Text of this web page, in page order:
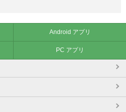
Android アプリ
PC アプリ